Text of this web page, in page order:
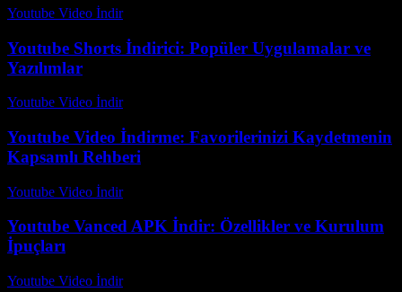
Youtube Video İndir-
Youtube Shorts İndirici: Popüler Uygulamalar ve
Yazılımlar
Youtube Video İndir-
Youtube Video İndirme: Favorilerinizi Kaydetmenin
Kapsamlı Rehberi
Youtube Video İndir-
Youtube Vanced APK İndir: Özellikler ve Kurulum
İpuçları
Youtube Video İndir-